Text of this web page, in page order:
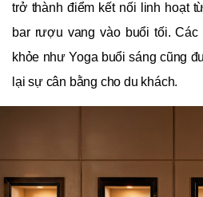
trở thành điểm kết nối linh hoạt
bar rượu vang vào buổi tối.
khỏe như Yoga buổi sáng cũng
lại sự cân bằng cho du khách.